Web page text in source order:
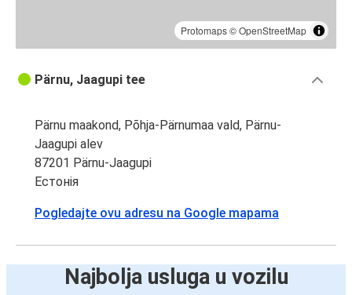
Protomaps©OpenStreetMap
Pärnu, Jaagupi tee
Pärnu maakond, Põhja-Pärnumaa vald, Pärnu-
Jaagupi alev
87201 Pärnu-Jaagupi
Естонія
Pogledajte ovu adresu na Google mapama
Najbolja usluga u vozilu